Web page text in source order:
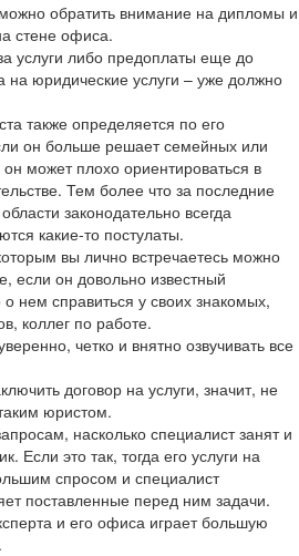
обратить внимание на дипломы и
стене офиса.
услуги либо предоплаты еще до
на юридические услуги – уже должно
также определяется по его
он больше решает семейных или
он может плохо ориентироваться в
Тем более что за последние
законодательно всегда
какие-то постулаты.
вы лично встречаетесь можно
если он довольно известный
нем справиться у своих знакомых,
коллег по работе.
четко и внятно озвучивать все
договор на услуги, значит, не
юристом.
насколько специалист занят и
Если это так, тогда его услуги на
спросом и специалист
поставленные перед ним задачи.
и его офиса играет большую